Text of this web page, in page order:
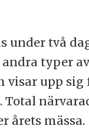
under två
typer
visar upp sig
Total
årets mässa.